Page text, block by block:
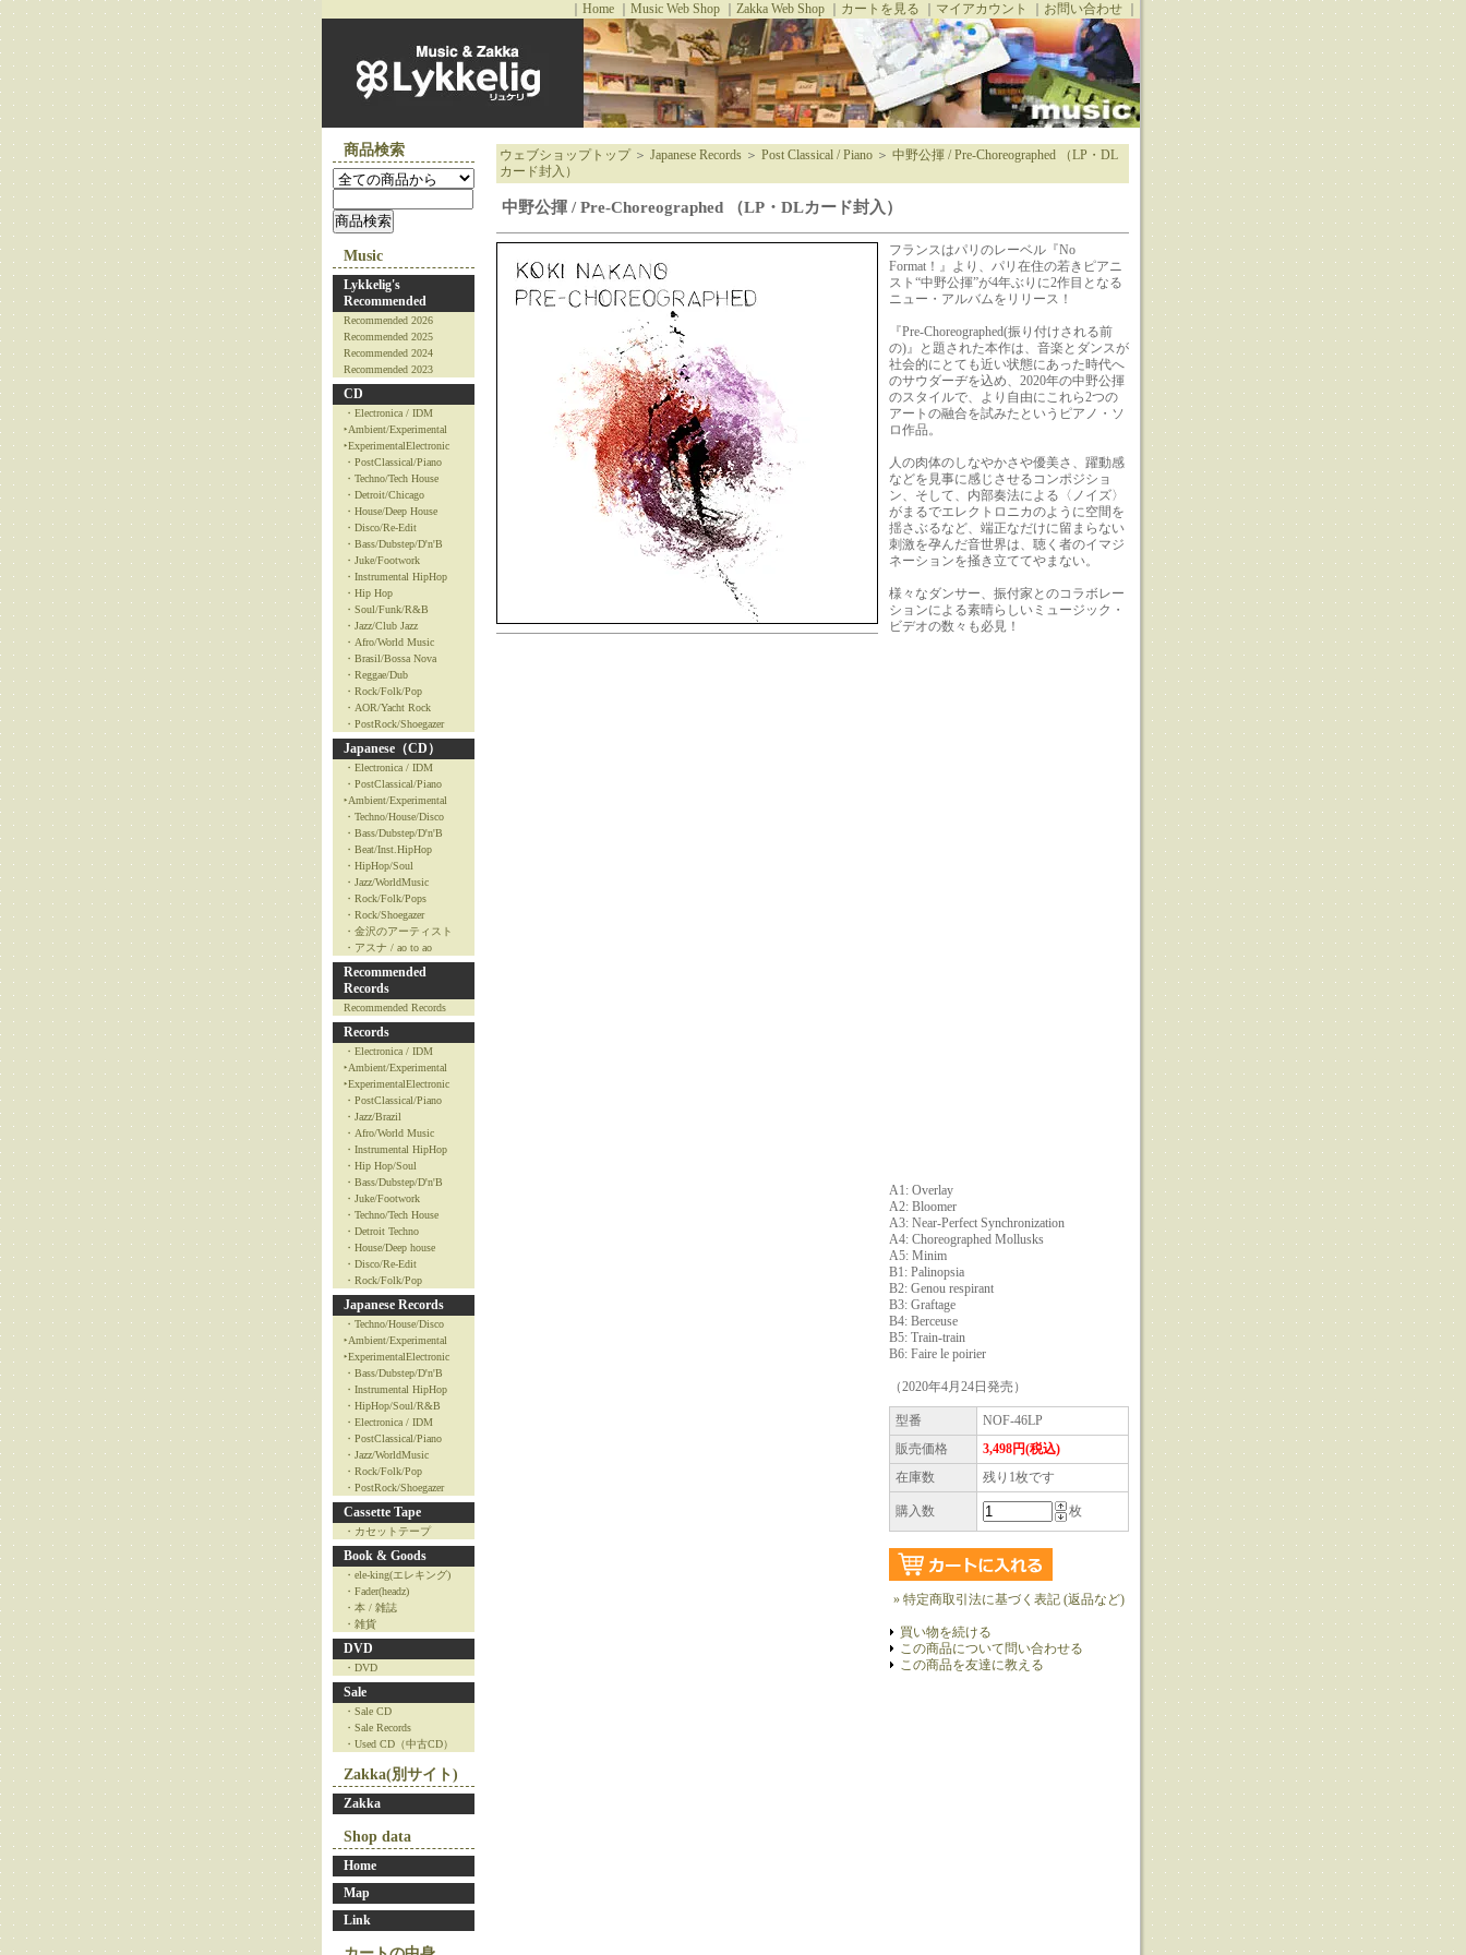
Home｜ Music Web Shop｜ Zakka Web Shop｜ カートを見る マイアカウント お問い合わせ｜
商品検索
Music
Lykkelig's
Recommended
Recommended 2026
Recommended 2025
Recommended 2024
Recommended 2023
CD
・Electronica / IDM
‣Ambient/Experimental
‣ExperimentalElectronic
・PostClassical/Piano
・Techno/Tech House
・Detroit/Chicago
・House/Deep House
・Disco/Re-Edit
・Bass/Dubstep/D'n'B
・Juke/Footwork
・Instrumental HipHop
・Hip Hop
・Soul/Funk/R&B
・Jazz/Club Jazz
・Afro/World Music
・Brasil/Bossa Nova
・Reggae/Dub
・Rock/Folk/Pop
・AOR/Yacht Rock
・PostRock/Shoegazer
Japanese（CD）
・Electronica / IDM
・PostClassical/Piano
‣Ambient/Experimental
・Techno/House/Disco
・Bass/Dubstep/D'n'B
・Beat/Inst.HipHop
・HipHop/Soul
・Jazz/WorldMusic
・Rock/Folk/Pops
・Rock/Shoegazer
・金沢のアーティスト
・アスナ / ao to ao
Recommended
Records
Recommended Records
Records
・Electronica / IDM
‣Ambient/Experimental
‣ExperimentalElectronic
・PostClassical/Piano
・Jazz/Brazil
・Afro/World Music
・Instrumental HipHop
・Hip Hop/Soul
・Bass/Dubstep/D'n'B
・Juke/Footwork
・Techno/Tech House
・Detroit Techno
・House/Deep house
・Disco/Re-Edit
・Rock/Folk/Pop
Japanese Records
・Techno/House/Disco
‣Ambient/Experimental
‣ExperimentalElectronic
・Bass/Dubstep/D'n'B
・Instrumental HipHop
・HipHop/Soul/R&B
・Electronica / IDM
・PostClassical/Piano
・Jazz/WorldMusic
・Rock/Folk/Pop
・PostRock/Shoegazer
Cassette Tape
・カセットテープ
Book & Goods
・ele-king(エレキング)
・Fader(headz)
・本 / 雑誌
・雑貨
DVD
・DVD
Sale
・Sale CD
・Sale Records
・Used CD（中古CD）
Zakka(別サイト)
Zakka
Shop data
Home
Map
Link
ウェブショップトップ＞ Japanese Records＞ Post Classical / Piano＞ 中野公揮 / Pre-Choreographed （LP・DL
カード封入）
中野公揮 / Pre-Choreographed （LP・DLカード封入）
フランスはパリのレーベル『No
Format！』より、パリ在住の若きピアニ
スト“中野公揮”が4年ぶりに2作目となる
ニュー・アルバムをリリース！
『Pre-Choreographed(振り付けされる前
の)』と題された本作は、音楽とダンスが
社会的にとても近い状態にあった時代へ
のサウダーヂを込め、2020年の中野公揮
のスタイルで、より自由にこれら2つの
アートの融合を試みたというピアノ・ソ
ロ作品。
人の肉体のしなやかさや優美さ、躍動感
などを見事に感じさせるコンポジショ
ン、そして、内部奏法による〈ノイズ〉
がまるでエレクトロニカのように空間を
揺さぶるなど、端正なだけに留まらない
刺激を孕んだ音世界は、聴く者のイマジ
ネーションを掻き立ててやまない。
様々なダンサー、振付家とのコラボレー
ションによる素晴らしいミュージック・
ビデオの数々も必見！
A1: Overlay
A2: Bloomer
A3: Near-Perfect Synchronization
A4: Choreographed Mollusks
A5: Minim
B1: Palinopsia
B2: Genou respirant
B3: Graftage
B4: Berceuse
B5: Train-train
B6: Faire le poirier
（2020年4月24日発売）
型番
NOF-46LP
販売価格
3,498円(税込)
在庫数
残り1枚です
購入数 枚
» 特定商取引法に基づく表記 (返品など)
買い物を続ける
この商品について問い合わせる
この商品を友達に教える